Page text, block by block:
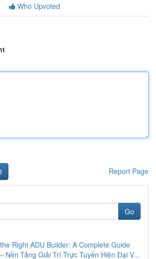
Who Upvoted
Report Page
Go
Right ADU Builder: A Complete Guide
Nền Tảng Giải Trí Trực Tuyến Hiện Đại V...